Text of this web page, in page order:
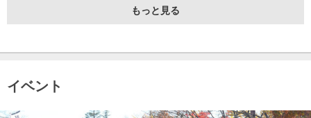
もっと見る
イベント